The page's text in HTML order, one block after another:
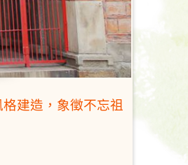
建造，象徵不忘祖